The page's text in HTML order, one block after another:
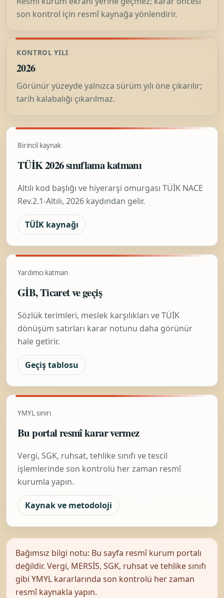
son kontrol için resmî kaynağa yönlendirir.
KONTROL YILI
2026
Görünür yüzeyde yalnızca sürüm yılı öne çıkarılır;
tarih kalabalığı çıkarılmaz.
Birincil kaynak
TÜİK 2026 sınıflama katmanı
Altılı kod başlığı ve hiyerarşi omurgası TÜİK NACE
Rev.2.1-Altılı, 2026 kaydından gelir.
TÜİK kaynağı
Yardımcı katman
GİB, Ticaret ve geçiş
Sözlük terimleri, meslek karşılıkları ve TÜİK
dönüşüm satırları karar notunu daha görünür
hale getirir.
Geçiş tablosu
YMYL sınırı
Bu portal resmî karar vermez
Vergi, SGK, ruhsat, tehlike sınıfı ve tescil
işlemlerinde son kontrolü her zaman resmî
kurumla yapın.
Kaynak ve metodoloji
Bağımsız bilgi notu: Bu sayfa resmî kurum portalı
değildir. Vergi, MERSİS, SGK, ruhsat ve tehlike sınıfı
gibi YMYL kararlarında son kontrolü her zaman
resmî kaynakla yapın.